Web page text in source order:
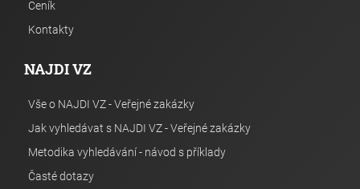
Ceník
Kontakty
NAJDI VZ
Vše o NAJDI VZ - Veřejné zakázky
Jak vyhledávat s NAJDI VZ - Veřejné zakázky
Metodika vyhledávání - návod s příklady
Časté dotazy